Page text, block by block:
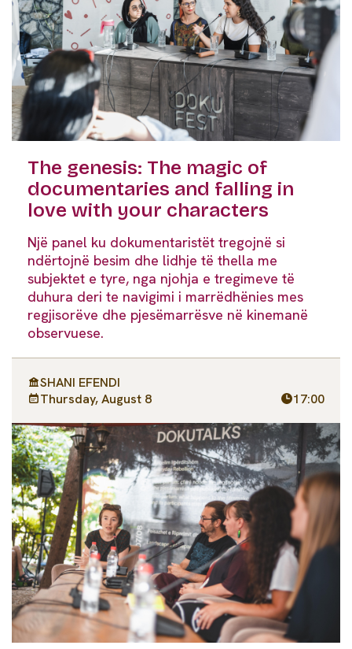
The genesis: The magic of
documentaries and falling in
love with your characters
Një panel ku dokumentaristët tregojnë si
ndërtojnë besim dhe lidhje të thella me
subjektet e tyre, nga njohja e tregimeve të
duhura deri te navigimi i marrëdhënies mes
regjisorëve dhe pjesëmarrësve në kinemanë
observuese.
SHANI EFENDI
Thursday, August 8
17:00